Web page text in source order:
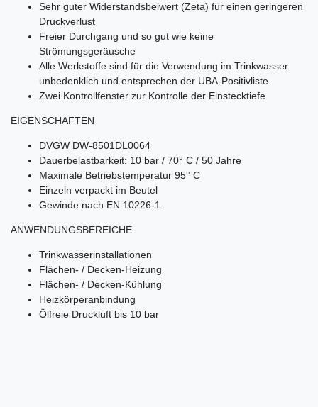
Sehr guter Widerstandsbeiwert (Zeta) für einen geringeren
Druckverlust
Freier Durchgang und so gut wie keine
Strömungsgeräusche
Alle Werkstoffe sind für die Verwendung im Trinkwasser
unbedenklich und entsprechen der UBA-Positivliste
Zwei Kontrollfenster zur Kontrolle der Einstecktiefe
EIGENSCHAFTEN
DVGW DW-8501DL0064
Dauerbelastbarkeit: 10 bar / 70° C / 50 Jahre
Maximale Betriebstemperatur 95° C
Einzeln verpackt im Beutel
Gewinde nach EN 10226-1
ANWENDUNGSBEREICHE
Trinkwasserinstallationen
Flächen- / Decken-Heizung
Flächen- / Decken-Kühlung
Heizkörperanbindung
Ölfreie Druckluft bis 10 bar